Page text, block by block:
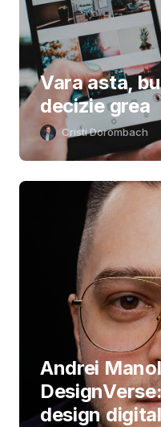
Vara asta,
decizie grea
Cristi Dorombach
Andrei
design digital